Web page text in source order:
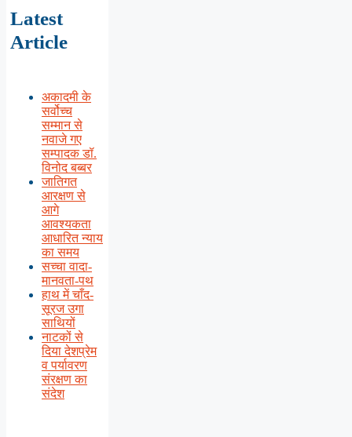
Latest
Article
अकादमी के
सर्वोच्च
सम्मान से
नवाजे गए
सम्पादक डॉ.
विनोद बब्बर
जातिगत
आरक्षण से
आगे
आवश्यकता
आधारित न्याय
का समय
सच्चा वादा-
मानवता-पथ
हाथ में चाँद-
सूरज उगा
साथियों
नाटकों से
दिया देशप्रेम
व पर्यावरण
संरक्षण का
संदेश